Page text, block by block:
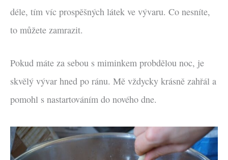
déle, tím víc prospěšných látek ve vývaru. Co nesníte,
to můžete zamrazit.
Pokud máte za sebou s miminkem probdělou noc, je
skvělý vývar hned po ránu. Mě vždycky krásně zahřál a
pomohl s nastartováním do nového dne.